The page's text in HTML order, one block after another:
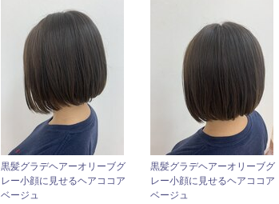
黒髪グラデヘアーオリーブグ
レー小顔に見せるヘアココア
ベージュ
黒髪グラデヘアーオリーブグ
レー小顔に見せるヘアココア
ベージュ